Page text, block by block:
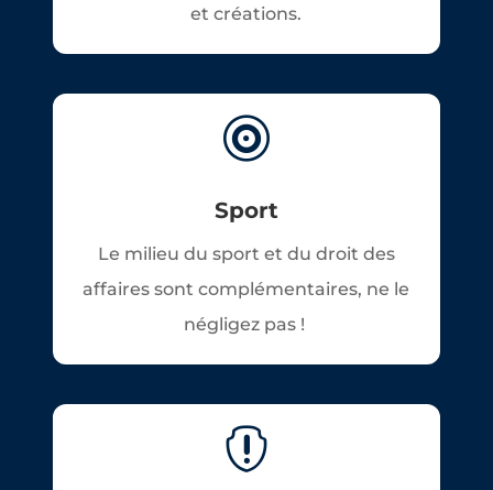
et créations.

Sport
Le milieu du sport et du droit des
affaires sont complémentaires, ne le
négligez pas !
